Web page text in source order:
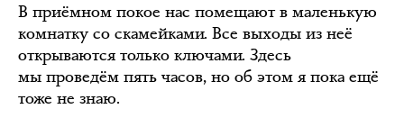
В приёмном покое нас помещают в маленькую
комнатку со скамейками. Все выходы из неё
открываются только ключами. Здесь
мы проведём пять часов, но об этом я пока ещё
тоже не знаю.